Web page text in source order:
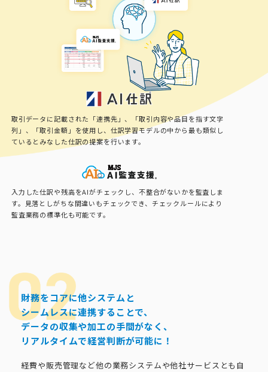
取引データに記載された「連携先」、「取引内容や品目を指す文字
列」、「取引金額」を使用し、仕訳学習モデルの中から最も類似し
ているとみなした仕訳の提案を行います。
入力した仕訳や残高をAIがチェックし、不整合がないかを監査しま
す。見落としがちな間違いもチェックでき、チェックルールにより
監査業務の標準化も可能です。
財務をコアに他システムと
シームレスに連携することで、
データの収集や加工の手間がなく、
リアルタイムで経営判断が可能に！
経費や販売管理など他の業務システムや他社サービスとも自